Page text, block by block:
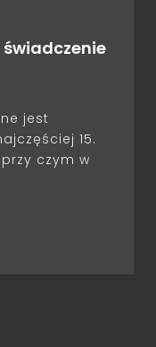
jest
15.
czym w